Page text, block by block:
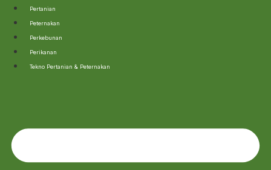
Lewati
konten
Pertanian
Peternakan
Perkebunan
Perikanan
Tekno Pertanian & Peternakan